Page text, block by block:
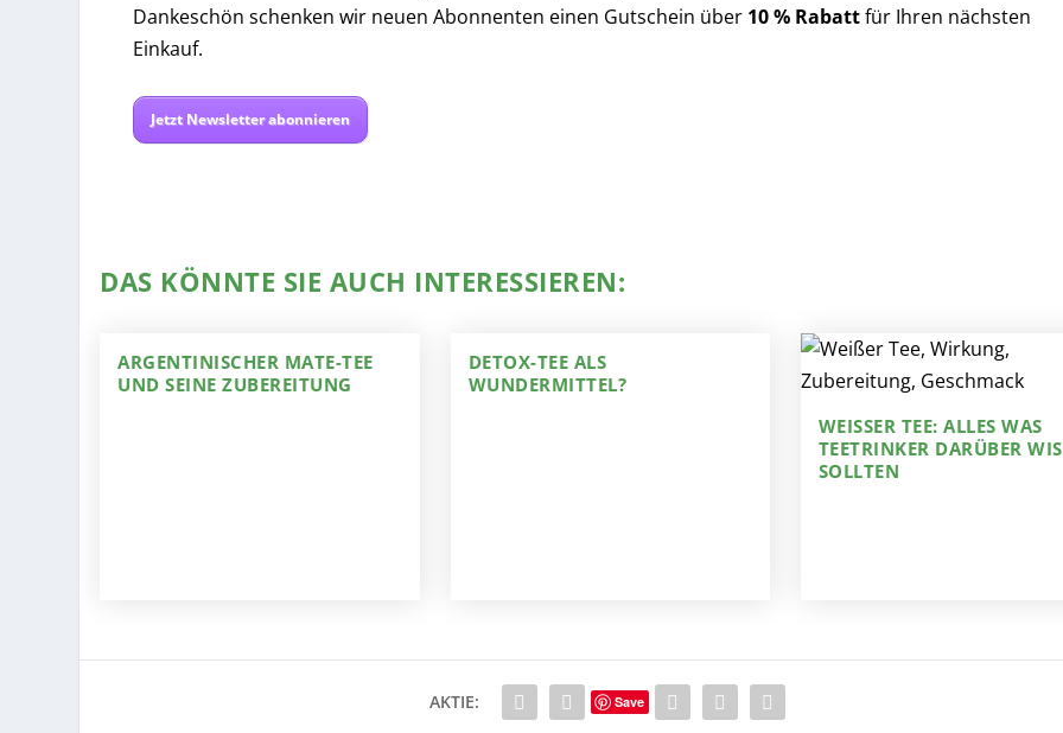
Dankeschön schenken wir neuen Abonnenten einen Gutschein über 10 % Rabattfür Ihren nächsten
Einkauf.
Jetzt Newsletter abonnieren
DAS KÖNNTE SIE AUCH INTERESSIEREN:
ARGENTINISCHER MATE-TEE
UND SEINE ZUBEREITUNG
DETOX-TEE ALS
WUNDERMITTEL?
WEISSER TEE: ALLES WAS T
EETRINKER DARÜBER
OLLTEN
AKTIE: Save